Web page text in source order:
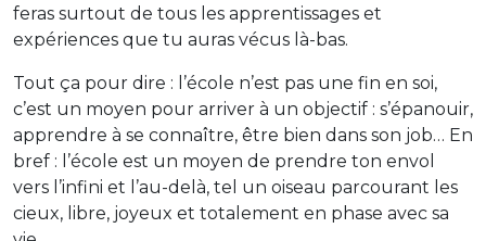
feras surtout de tous les apprentissages et
expériences que tu auras vécus là-bas.
Tout ça pour dire : l’école n’est pas une fin en soi,
c’est un moyen pour arriver à un objectif : s’épanouir,
apprendre à se connaître, être bien dans son job… En
bref : l’école est un moyen de prendre ton envol
vers l’infini et l’au-delà, tel un oiseau parcourant les
cieux, libre, joyeux et totalement en phase avec sa